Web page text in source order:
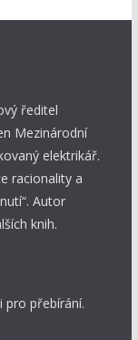
ředitel
Mezinárodní
elektrikář.
racionality a
Autor
knih.
pro přebírání.